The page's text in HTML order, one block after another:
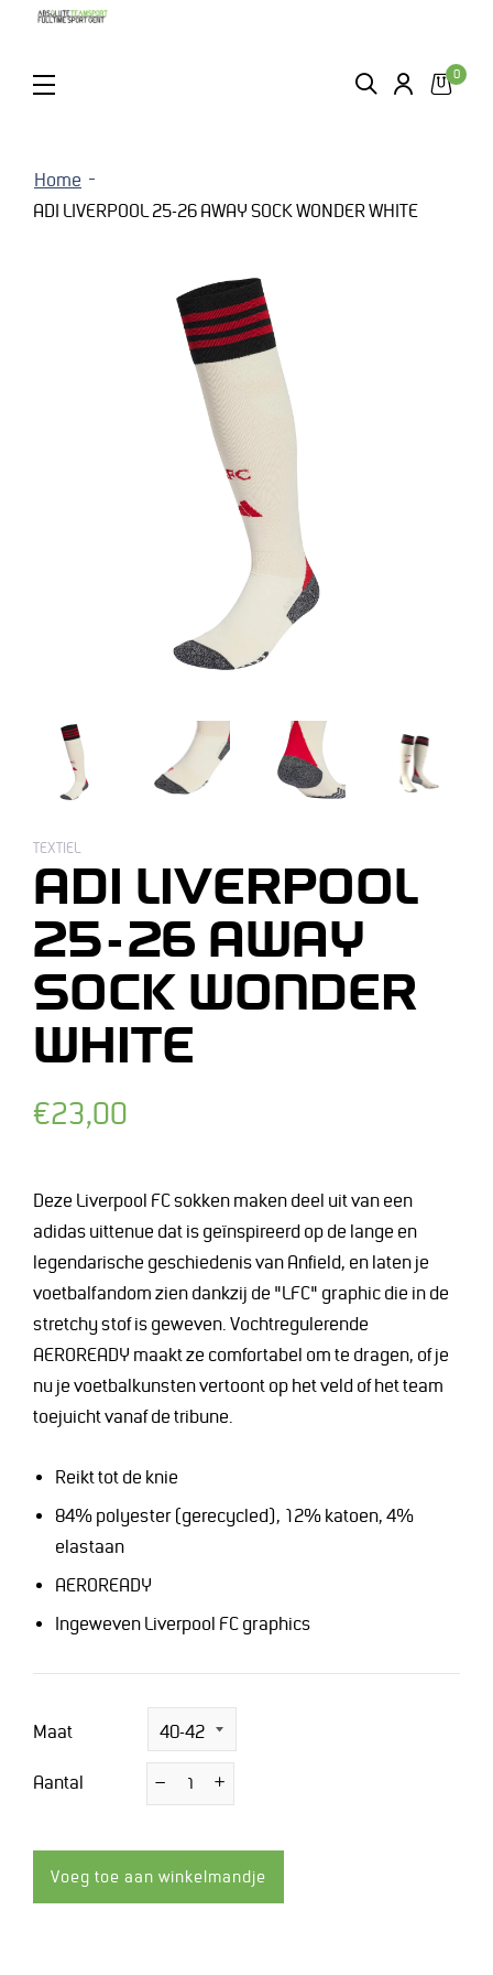
ZOEKEN LOGIN
0
Home
ADI LIVERPOOL 25-26 AWAY SOCK WONDER WHITE
TEXTIEL
ADI LIVERPOOL
25-26 AWAY
SOCK WONDER
WHITE
Normale
€23,00
Deze Liverpool FC sokken maken deel uit van een
adidas uittenue dat is geïnspireerd op de lange en
legendarische geschiedenis van Anfield, en laten je
voetbalfandom zien dankzij de "LFC" graphic die in de
stretchy stof is geweven. Vochtregulerende
AEROREADY maakt ze comfortabel om te dragen, of je
nu je voetbalkunsten vertoont op het veld of het team
toejuicht vanaf de tribune.
Reikt tot de knie
84% polyester (gerecycled), 12% katoen, 4%
elastaan
AEROREADY
Ingeweven Liverpool FC graphics
Maat
Aantal
met
met
Voeg toe aan winkelmandje